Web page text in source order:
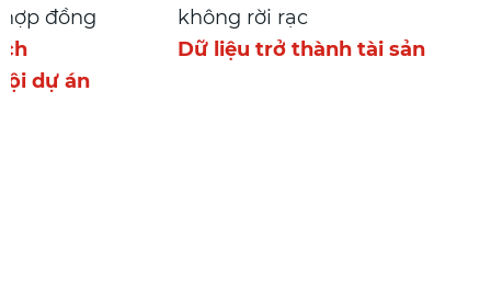
đồng
dự án
không rời rạc
Dữ liệu trở thành tài sản